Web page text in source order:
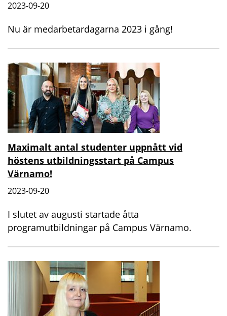
2023-09-20
Nu är medarbetardagarna 2023 i gång!
Maximalt antal studenter uppnått vid
höstens utbildningsstart på Campus
Värnamo!
2023-09-20
I slutet av augusti startade åtta
programutbildningar på Campus Värnamo.